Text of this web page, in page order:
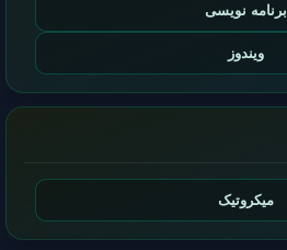
برنامه نویسی
ویندوز
میکروتیک